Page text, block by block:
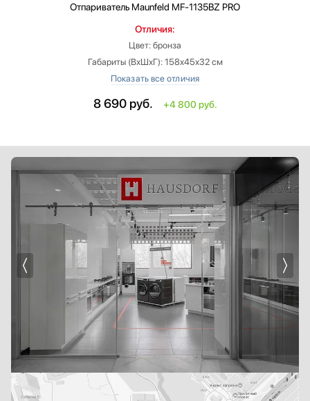
Отпариватель Maunfeld MF-1135BZ PRO
Отличия:
Цвет: бронза
Габариты (ВхШхГ): 158х45х32 см
Высота: меньше на 7 см
Глубина: больше на 9 см
8 690 руб. +4 800 руб.